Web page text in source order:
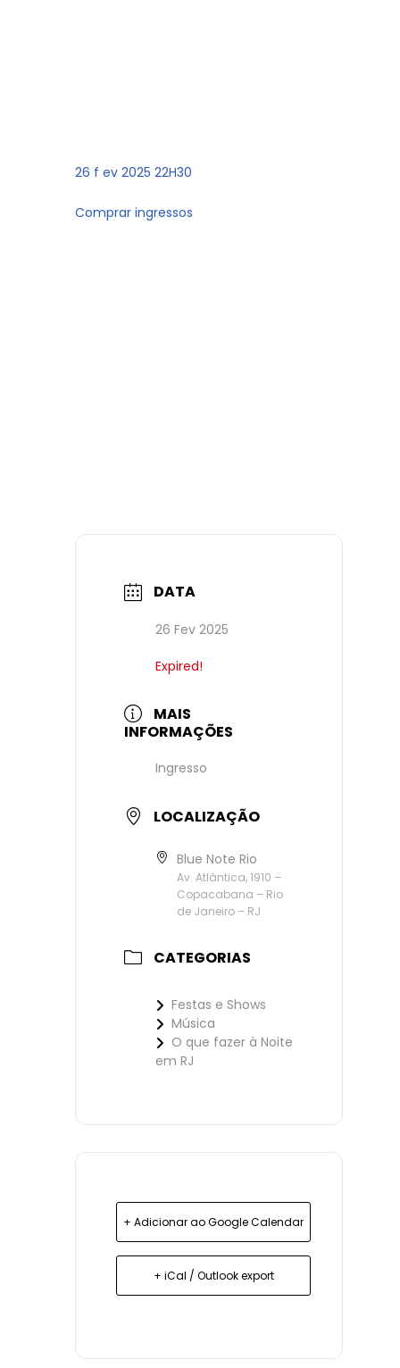
26 f ev 2025 22H30
Comprar ingressos
DATA
26 Fev 2025
Expired!
MAIS
INFORMAÇÕES
Ingresso
LOCALIZAÇÃO
Blue Note Rio
Av. Atlântica, 1910 –
Copacabana – Rio
de Janeiro – RJ
CATEGORIAS
Festas e Shows
Música
O que fazer à Noite
em RJ
+ Adicionar ao Google Calendar
+ iCal / Outlook export